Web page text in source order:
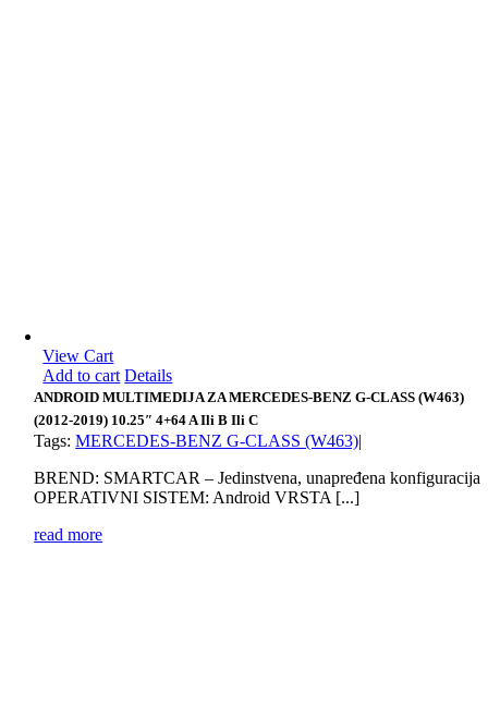
View Cart
Add to cart Details
ANDROID MULTIMEDIJA ZA MERCEDES-BENZ G-CLASS (W463)
(2012-2019) 10.25″ 4+64 A Ili B Ili C
Tags:MERCEDES-BENZ G-CLASS (W463)|
BREND: SMARTCAR – Jedinstvena, unapređena konfiguracija
OPERATIVNI SISTEM: Android VRSTA [...]
read more